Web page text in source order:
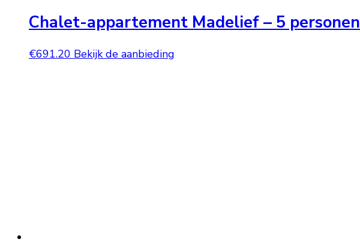
Chalet-appartement Madelief – 5 personen
€691.20 Bekijk de aanbieding